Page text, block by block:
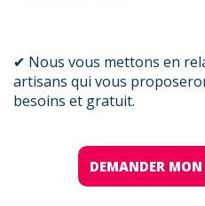
✔ Nous vous mettons en
artisans qui vous
besoins et gratuit.
DEMANDER